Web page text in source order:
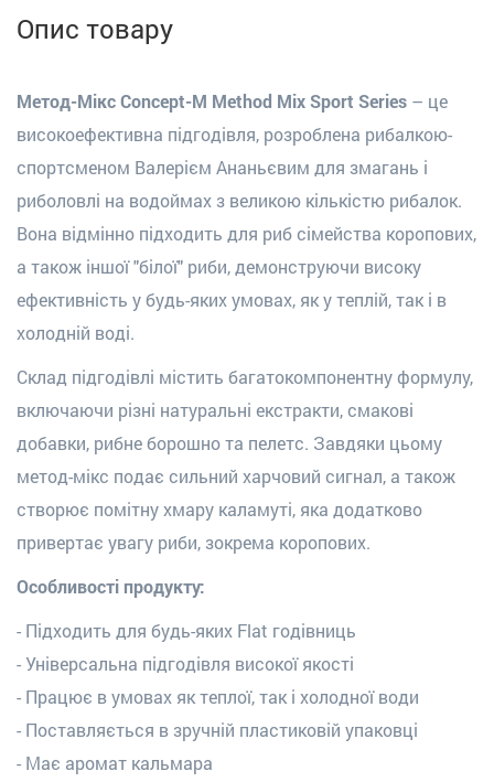
Опис товару
Метод-Мікс Concept-M Method Mix Sport Series – це
високоефективна підгодівля, розроблена рибалкою-
спортсменом Валерієм Ананьєвим для змагань і
риболовлі на водоймах з великою кількістю рибалок.
Вона відмінно підходить для риб сімейства коропових,
а також іншої "білої" риби, демонструючи високу
ефективність у будь-яких умовах, як у теплій, так і в
холодній воді.
Склад підгодівлі містить багатокомпонентну формулу,
включаючи різні натуральні екстракти, смакові
добавки, рибне борошно та пелетс. Завдяки цьому
метод-мікс подає сильний харчовий сигнал, а також
створює помітну хмару каламуті, яка додатково
привертає увагу риби, зокрема коропових.
Особливості продукту:
- Підходить для будь-яких Flat годівниць
- Універсальна підгодівля високої якості
- Працює в умовах як теплої, так і холодної води
- Поставляється в зручній пластиковій упаковці
- Має аромат кальмара